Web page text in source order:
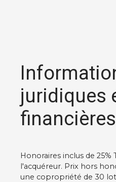
juridiques
financières
Honoraires inclus de 25%
l'acquéreur. Prix hors
une copropriété de 30